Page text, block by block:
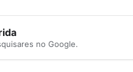
no Google.